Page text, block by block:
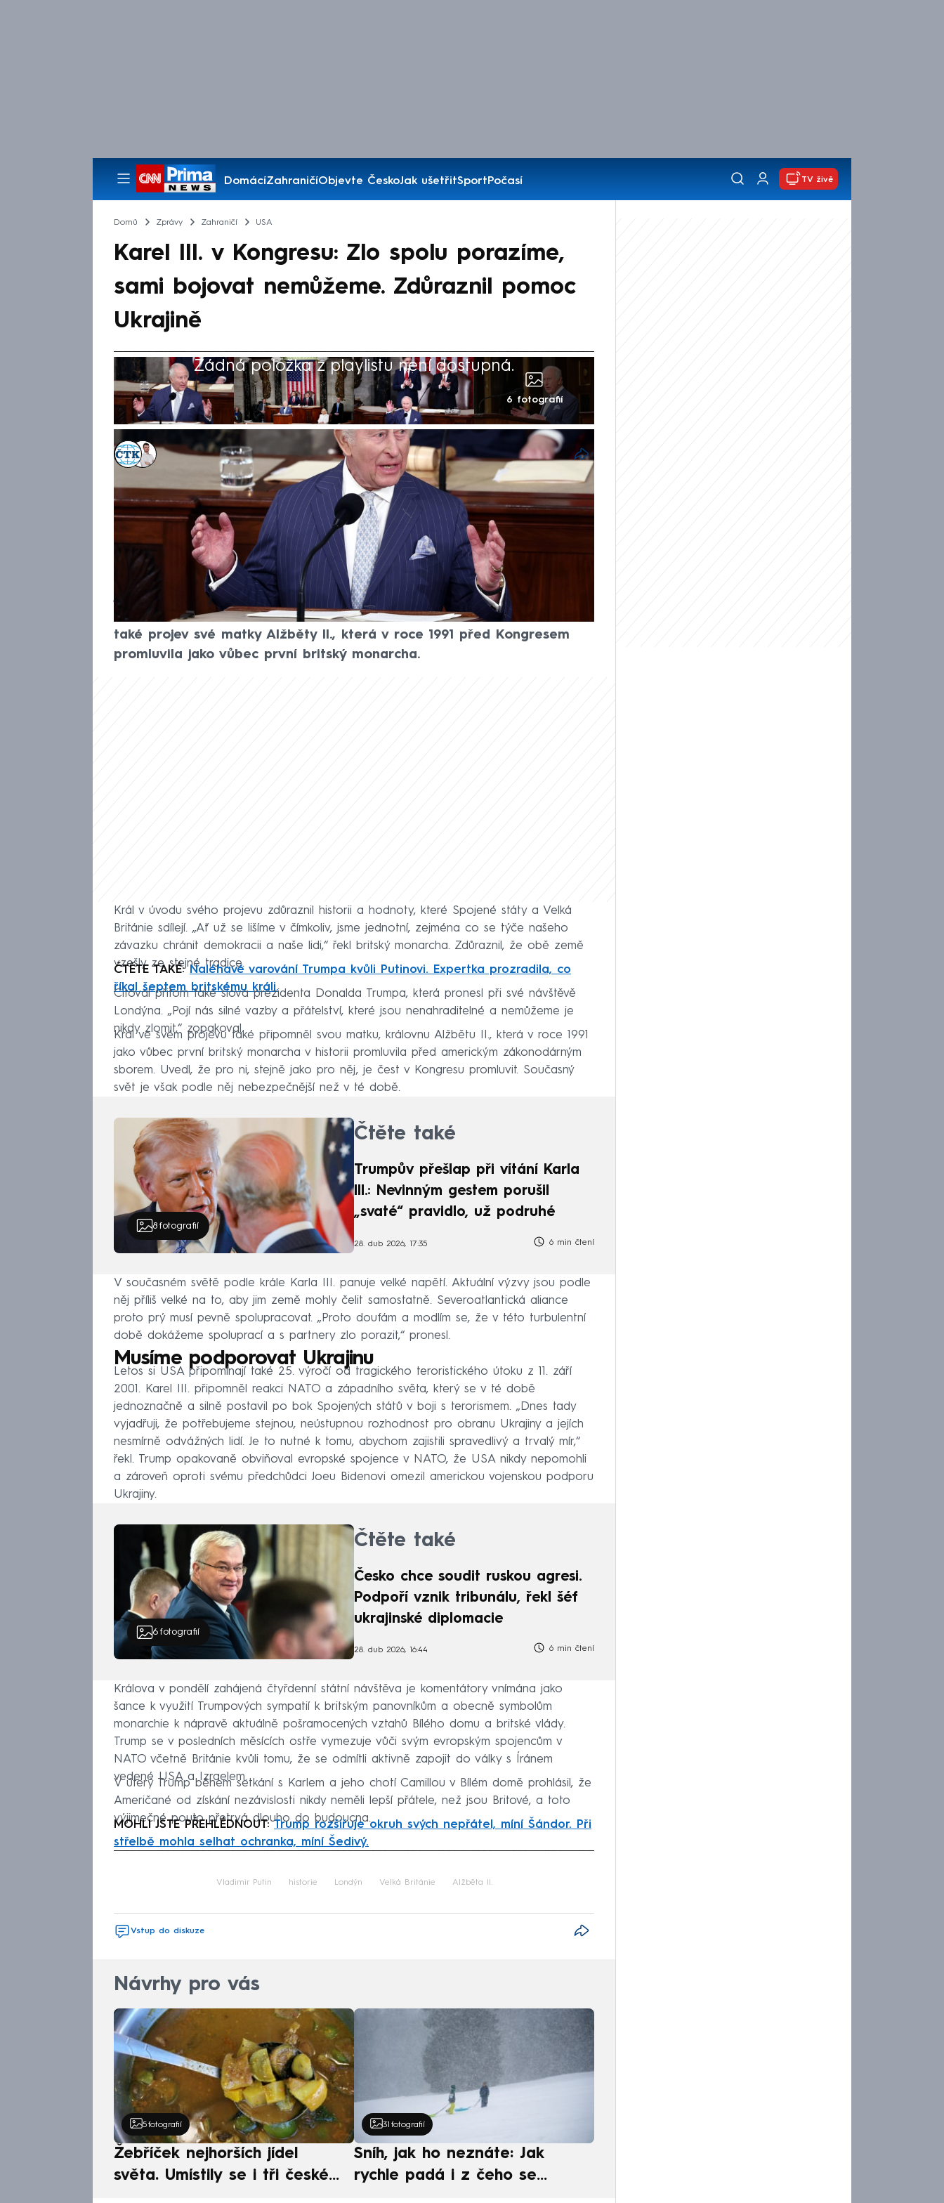
DomácíZahraničíObjevte ČeskoJak ušetřitSportPočasí
Pořady
TV živě
Domů Zprávy Zahraničí USA
Karel III. v Kongresu: Zlo spolu porazíme,
sami bojovat nemůžeme. Zdůraznil pomoc
Ukrajině
Žádná položka z playlistu není dostupná.
6 fotografií
ČTK,
Lukáš Cigánek
Akt. 28. dub 2026, 22:36• 28. dub 2026, 21:48
Žijeme v turbulentní době plné výzev. V ní je ještě důležitější naše
spojenectví a spolupráce, protože sami nástrahám čelit nemůžeme. V
projevu před oběma komorami amerického Kongresu to pronesl britský
král Karel III. Zdůraznil, že věří, že společně s mezinárodními partnery
se podaří zlo porazit. Uvedl také, že stejně jako západní spojenci
jednotně zareagovali na teroristické útoky z 11. září 2001, by se
společenství mělo postavit k podpoře Ukrajiny. V projevu připomněl
také projev své matky Alžběty II., která v roce 1991 před Kongresem
promluvila jako vůbec první britský monarcha.
Král v úvodu svého projevu zdůraznil historii a hodnoty, které Spojené státy a Velká
Británie sdílejí. „Ať už se lišíme v čímkoliv, jsme jednotní, zejména co se týče našeho
závazku chránit demokracii a naše lidi,“ řekl britský monarcha. Zdůraznil, že obě země
vzešly ze stejné tradice.
ČTĚTE TAKÉ:Naléhavé varování Trumpa kvůli Putinovi. Expertka prozradila, co
říkal šeptem britskému králi.
Citoval přitom také slova prezidenta Donalda Trumpa, která pronesl při své návštěvě
Londýna. „Pojí nás silné vazby a přátelství, které jsou nenahraditelné a nemůžeme je
nikdy zlomit,“ zopakoval.
Král ve svém projevu také připomněl svou matku, královnu Alžbětu II., která v roce 1991
jako vůbec první britský monarcha v historii promluvila před americkým zákonodárným
sborem. Uvedl, že pro ni, stejně jako pro něj, je čest v Kongresu promluvit. Současný
svět je však podle něj nebezpečnější než v té době.
8fotografií
Čtěte také
Trumpův přešlap při vítání Karla
III.: Nevinným gestem porušil
„svaté“ pravidlo, už podruhé
28. dub 2026, 17:35 6 min čtení
V současném světě podle krále Karla III. panuje velké napětí. Aktuální výzvy jsou podle
něj příliš velké na to, aby jim země mohly čelit samostatně. Severoatlantická aliance
proto prý musí pevně spolupracovat. „Proto doufám a modlím se, že v této turbulentní
době dokážeme spoluprací a s partnery zlo porazit,“ pronesl.
Musíme podporovat Ukrajinu
Letos si USA připomínají také 25. výročí od tragického teroristického útoku z 11. září
2001. Karel III. připomněl reakci NATO a západního světa, který se v té době
jednoznačně a silně postavil po bok Spojených států v boji s terorismem. „Dnes tady
vyjadřuji, že potřebujeme stejnou, neústupnou rozhodnost pro obranu Ukrajiny a jejích
nesmírně odvážných lidí. Je to nutné k tomu, abychom zajistili spravedlivý a trvalý mír,“
řekl. Trump opakovaně obviňoval evropské spojence v NATO, že USA nikdy nepomohli
a zároveň oproti svému předchůdci Joeu Bidenovi omezil americkou vojenskou podporu
Ukrajiny.
6fotografií
Čtěte také
Česko chce soudit ruskou agresi.
Podpoří vznik tribunálu, řekl šéf
ukrajinské diplomacie
28. dub 2026, 16:44 6 min čtení
Králova v pondělí zahájená čtyřdenní státní návštěva je komentátory vnímána jako
šance k využití Trumpových sympatií k britským panovníkům a obecně symbolům
monarchie k nápravě aktuálně pošramocených vztahů Bílého domu a britské vlády.
Trump se v posledních měsících ostře vymezuje vůči svým evropským spojencům v
NATO včetně Británie kvůli tomu, že se odmítli aktivně zapojit do války s Íránem
vedené USA a Izraelem.
V úterý Trump během setkání s Karlem a jeho chotí Camillou v Bílém domě prohlásil, že
Američané od získání nezávislosti nikdy neměli lepší přátele, než jsou Britové, a toto
výjimečné pouto přetrvá dlouho do budoucna.
MOHLI JSTE PŘEHLÉDNOUT:Trump rozšiřuje okruh svých nepřátel, míní Šándor. Při
střelbě mohla selhat ochranka, míní Šedivý.
Vladimir Putin historie Londýn Velká Británie Alžběta II.
Vstup do diskuze
Návrhy pro vás
5 fotografií
Žebříček nejhorších jídel
světa. Umístily se i tři české
31 fotografií
Sníh, jak ho neznáte: Jak
rychle padá i z čeho se